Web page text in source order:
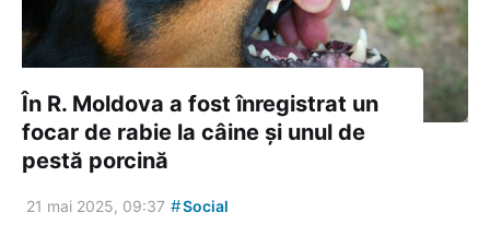
În R. Moldova a fost înregistrat un
focar de rabie la câine și unul de
pestă porcină
21 mai 2025, 09:37 #Social